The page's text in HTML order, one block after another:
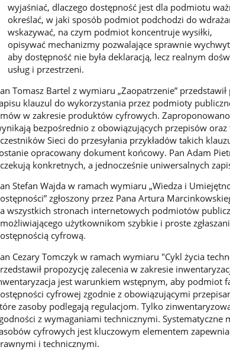
wyjaśniać, dlaczego dostępność jest dla podmiotu
określać, w jaki sposób podmiot podchodzi do
wskazywać, na czym podmiot koncentruje wysiłki,
opisywać mechanizmy pozwalające sprawnie
aby dostępność nie była deklaracją, lecz realnym
usług i przestrzeni.
Tomasz Bartel z wymiaru „Zaopatrzenie”
klauzul do wykorzystania przez podmioty
w zakresie produktów cyfrowych.
bezpośrednio z obowiązujących przepisów oraz
Sieci do przesyłania przykładów takich
opracowany dokument końcowy. Pan Adam
konkretnych, a jednocześnie uniwersalnych
Stefan Wajda w ramach wymiaru „Wiedza i
zgłoszony przez Pana Artura
wszystkich stronach internetowych podmiotów
użytkownikom szybkie i proste
cyfrową.
Cezary Tomczyk w ramach wymiaru "Cykl życia
propozycję zalecenia w zakresie
jest warunkiem wstępnym, aby podmiot
cyfrowej zgodnie z obowiązującymi
zasoby podlegają regulacjom. Tylko
z wymaganiami technicznymi.
cyfrowych jest kluczowym elementem
i technicznymi.